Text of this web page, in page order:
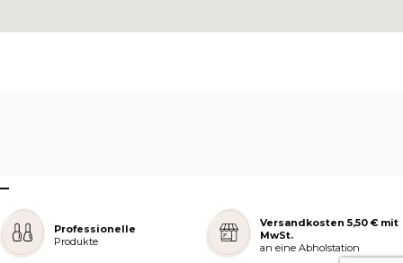
–
Professionelle
Produkte
Versandkosten 5,50 € mit
MwSt.
an eine Abholstation